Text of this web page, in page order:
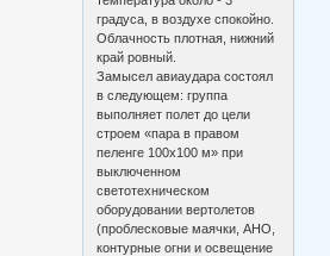
градуса, в воздухе спокойно.
Облачность плотная, нижний
край ровный.
Замысел авиаудара состоял
в следующем: группа
выполняет полет до цели
строем «пара в правом
пеленге 100х100 м» при
выключенном
светотехническом
оборудовании вертолетов
(проблесковые маячки, АНО,
контурные огни и освещение